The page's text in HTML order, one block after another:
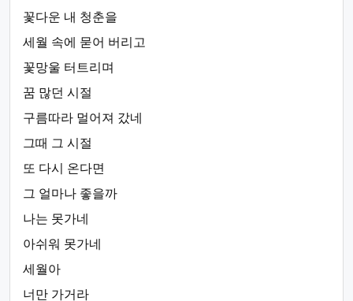
꽃다운 내 청춘을
세월 속에 묻어 버리고
꽃망울 터트리며
꿈 많던 시절
구름따라 멀어져 갔네
그때 그 시절
또 다시 온다면
그 얼마나 좋을까
나는 못가네
아쉬워 못가네
세월아
너만 가거라